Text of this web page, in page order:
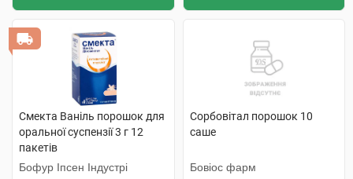
Смекта Ваніль порошок для
оральної суспензії 3 г 12
пакетів
Бофур Іпсен Індустрі
Сорбовітал порошок 10
саше
Бовіос фарм